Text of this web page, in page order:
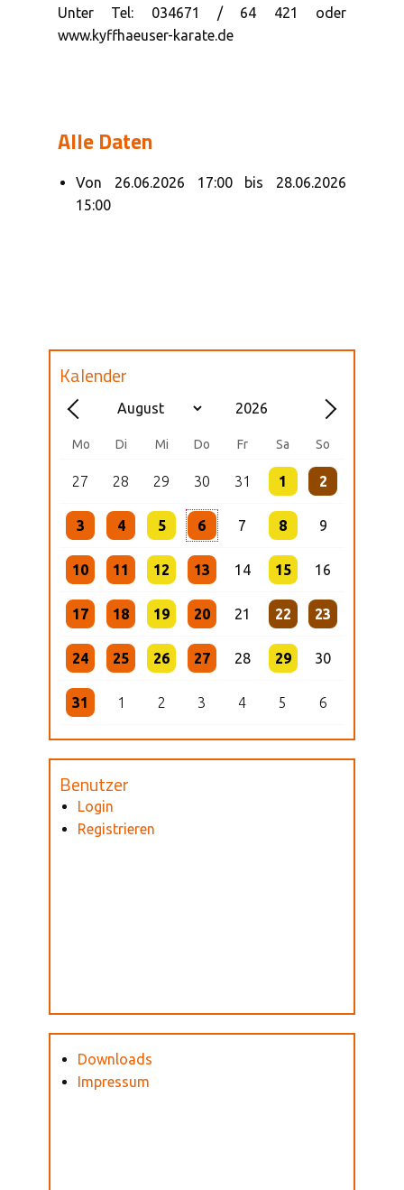
Unter Tel: 034671 / 64 421 oder
www.kyffhaeuser-karate.de
Alle Daten
Von 26.06.2026 17:00 bis
28.06.2026
15:00
Kalender
Mo Di Mi Do Fr Sa So
27 28 29 30 31 1 2
3 4 5 6 7 8 9
10 11 12 13 14 15 16
17 18 19 20 21 22 23
24 25 26 27 28 29 30
31 1 2 3 4 5 6
Benutzer
Login
Registrieren
Downloads
Impressum